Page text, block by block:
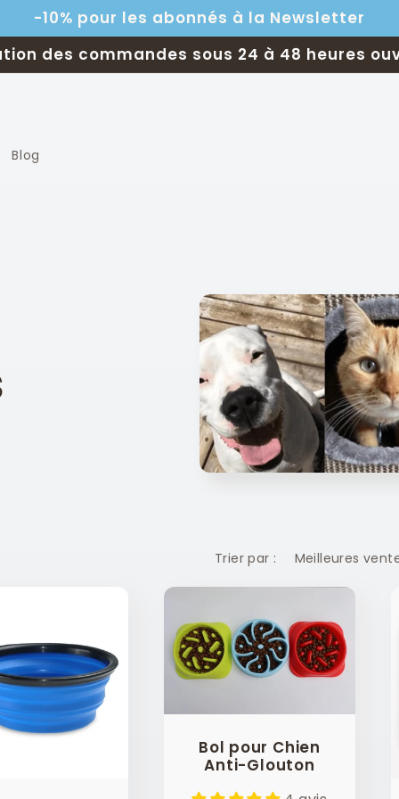
-10% pour les abonnés à la Newsletter
des commandes sous 24 à 48 heures
Blog
Trier par :
Bol pour Chien
Anti-Glouton